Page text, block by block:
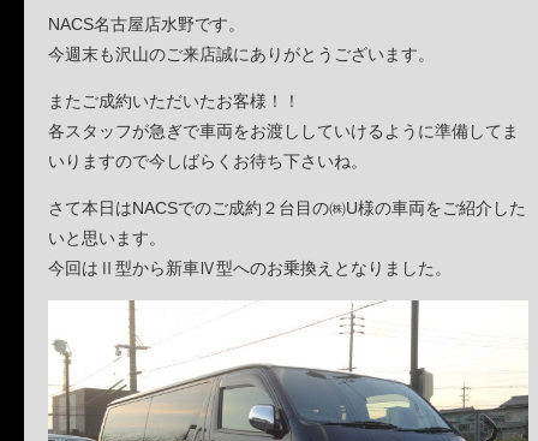
NACS名古屋店水野です。
今週末も沢山のご来店誠にありがとうございます。
またご成約いただいたお客様！！
各スタッフが急ぎで車両をお渡ししていけるように準備してま
いりますので今しばらくお待ち下さいね。
さて本日はNACSでのご成約２台目の㈱U様の車両をご紹介した
いと思います。
今回はⅡ型から新車Ⅳ型へのお乗換えとなりました。